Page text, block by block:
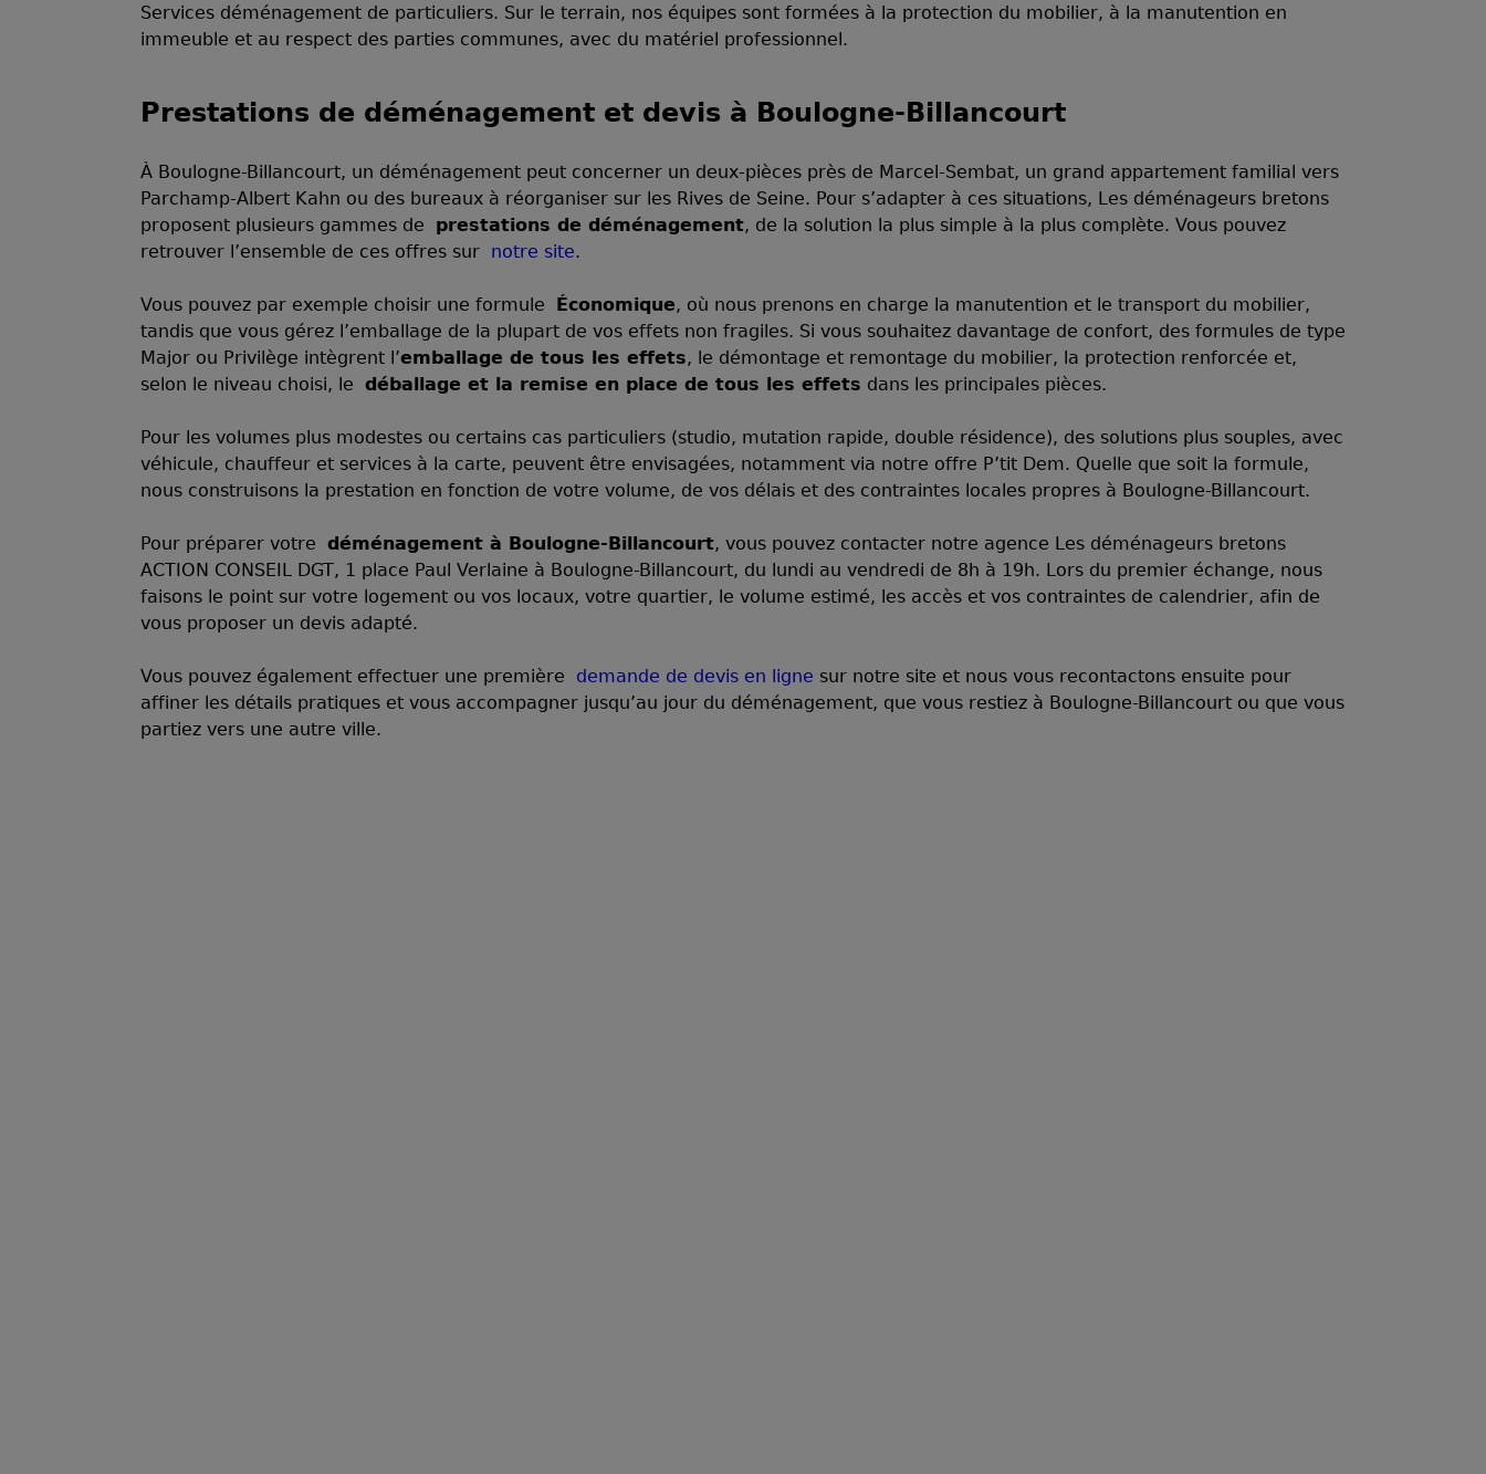
Services déménagement de particuliers. Sur le terrain, nos équipes sont formées à la protection du mobilier, à la manutention en
immeuble et au respect des parties communes, avec du matériel professionnel.
Prestations de déménagement et devis à Boulogne-Billancourt
À Boulogne-Billancourt, un déménagement peut concerner un deux-pièces près de Marcel-Sembat, un grand appartement familial vers
Parchamp-Albert Kahn ou des bureaux à réorganiser sur les Rives de Seine. Pour s’adapter à ces situations, Les déménageurs bretons
proposent plusieurs gammes de prestations de déménagement, de la solution la plus simple à la plus complète. Vous pouvez
retrouver l’ensemble de ces offres sur notre site.
Vous pouvez par exemple choisir une formule Économique, où nous prenons en charge la manutention et le transport du mobilier,
tandis que vous gérez l’emballage de la plupart de vos effets non fragiles. Si vous souhaitez davantage de confort, des formules de type
Major ou Privilège intègrent l’emballage de tous les effets, le démontage et remontage du mobilier, la protection renforcée et,
selon le niveau choisi, le déballage et la remise en place de tous les effets dans les principales pièces.
Pour les volumes plus modestes ou certains cas particuliers (studio, mutation rapide, double résidence), des solutions plus souples, avec
véhicule, chauffeur et services à la carte, peuvent être envisagées, notamment via notre offre P’tit Dem. Quelle que soit la formule,
nous construisons la prestation en fonction de votre volume, de vos délais et des contraintes locales propres à Boulogne-Billancourt.
Pour préparer votre déménagement à Boulogne-Billancourt, vous pouvez contacter notre agence Les déménageurs bretons
ACTION CONSEIL DGT, 1 place Paul Verlaine à Boulogne-Billancourt, du lundi au vendredi de 8h à 19h. Lors du premier échange, nous
faisons le point sur votre logement ou vos locaux, votre quartier, le volume estimé, les accès et vos contraintes de calendrier, afin de
vous proposer un devis adapté.
Vous pouvez également effectuer une première demande de devis en ligne sur notre site et nous vous recontactons ensuite pour
affiner les détails pratiques et vous accompagner jusqu’au jour du déménagement, que vous restiez à Boulogne-Billancourt ou que vous
partiez vers une autre ville.